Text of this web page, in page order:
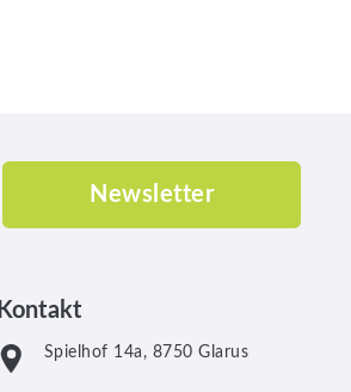
Newsletter
Kontakt
Spielhof 14a, 8750 Glarus